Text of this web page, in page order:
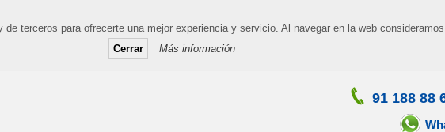
de terceros para ofrecerte una mejor experiencia y servicio. Al navegar en la web
Cerrar
Más información
91 188 88